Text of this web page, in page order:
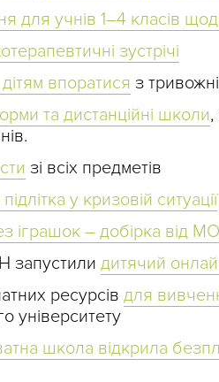
для учнів 1–4 класів
зустрічі
впоратися з
та дистанційні школи,
зі всіх предметів
у кризовій ситуації
іграшок – добірка від
запустили дитячий
ресурсів для
університету
школа відкрила